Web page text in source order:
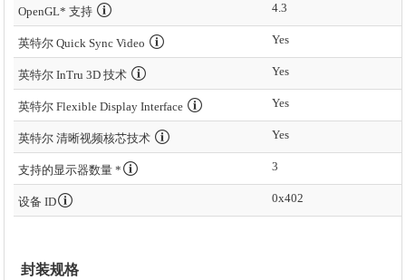
OpenGL* 支持 4.3
英特尔 Quick Sync Video Yes
英特尔 InTru 3D 技术 Yes
英特尔 Flexible Display Interface Yes
英特尔 清晰视频核芯技术 Yes
支持的显示器数量 * 3
设备 ID 0x402
封装规格